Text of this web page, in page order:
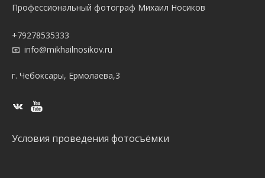
Профессиональный фотограф Михаил Носиков
+79278535333
info@mikhailnosikov.ru
г. Чебоксары, Ермолаева,3
Условия проведения фотосъёмки